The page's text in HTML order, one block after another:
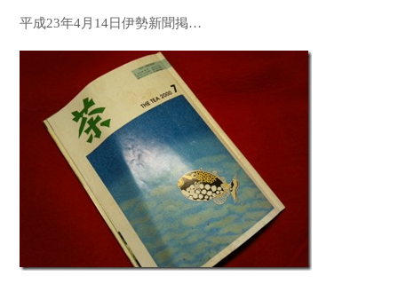
平成23年4月14日伊勢新聞掲…